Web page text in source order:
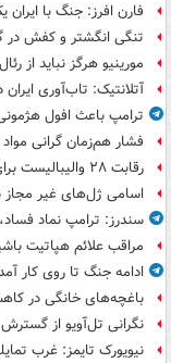
فارن افرز: جنگ با
تنگی انگشتر و کفش در
مورینیو هرگز نباید از
آتلانتیک: تاب‌آوری
ترامپ باعث افول
فشار هم‌زمان گرانی مواد
رقابت ۲۸ والیبالیست برای حضور در فهرست نهایی تیم ملی
اسامی ژل‌های غیر
سندرز: ترامپ نماد
مراقب علائم هپاتیت
ادامه جنگ تا روی کار
باغچه‌های خانگی در
نگرانی تل‌آویو از
نیویورک تایمز: غرب